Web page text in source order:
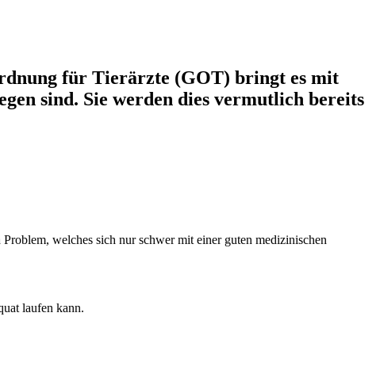
für Tierärzte (GOT) bringt es mit
sind. Sie werden dies vermutlich bereits
welches sich nur schwer mit einer guten medizinischen
laufen kann.